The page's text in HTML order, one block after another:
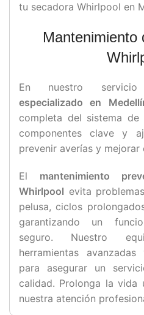
tu secadora Whirlpool en
Mantenimiento
En nuestro
especializado en
completa del sistema de
componentes clave y
prevenir averías y mejorar
El mantenimiento
Whirlpool evita
pelusa, ciclos
garantizando un
seguro. Nuestro
herramientas
para asegurar un
calidad. Prolonga la
nuestra atención